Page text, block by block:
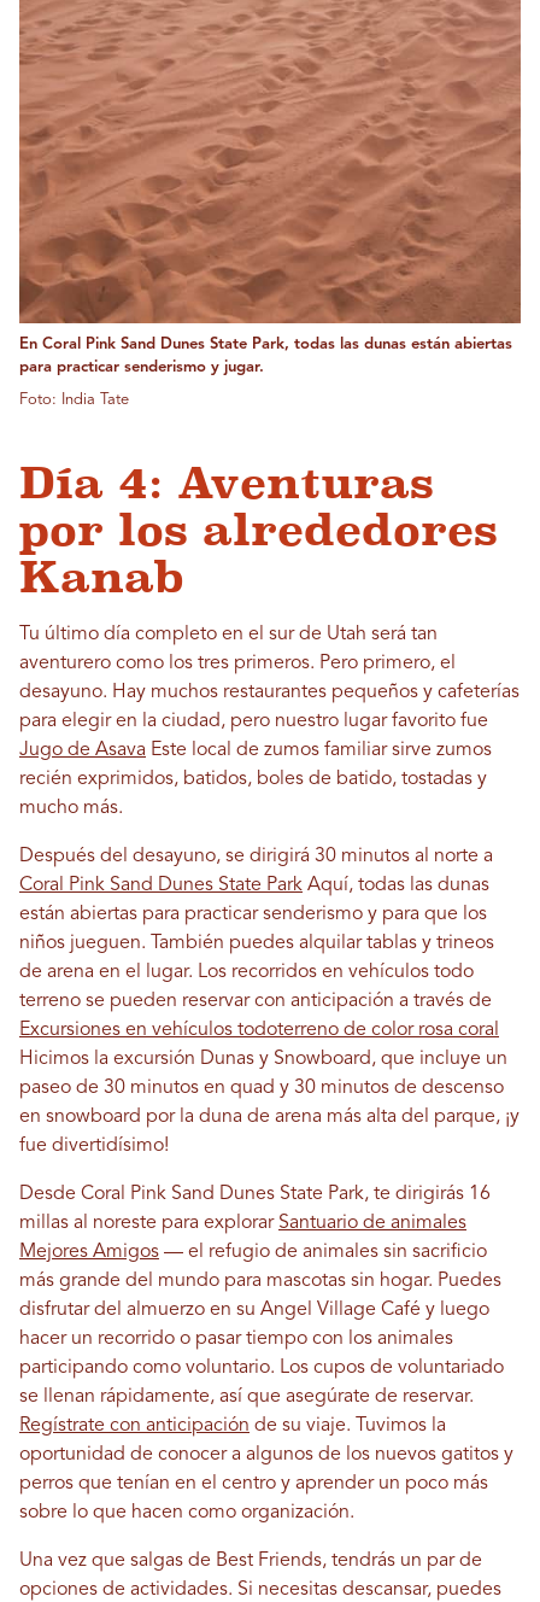
En Coral Pink Sand Dunes State Park, todas las dunas están abiertas
para practicar senderismo y jugar.
Foto: India Tate
Día 4: Aventuras
por los alrededores
Kanab
Tu último día completo en el sur de Utah será tan
aventurero como los tres primeros. Pero primero, el
desayuno. Hay muchos restaurantes pequeños y cafeterías
para elegir en la ciudad, pero nuestro lugar favorito fue
Jugo de Asava Este local de zumos familiar sirve zumos
recién exprimidos, batidos, boles de batido, tostadas y
mucho más.
Después del desayuno, se dirigirá 30 minutos al norte a
Coral Pink Sand Dunes State Park Aquí, todas las dunas
están abiertas para practicar senderismo y para que los
niños jueguen. También puedes alquilar tablas y trineos
de arena en el lugar. Los recorridos en vehículos todo
terreno se pueden reservar con anticipación a través de
Excursiones en vehículos todoterreno de color rosa coral
Hicimos la excursión Dunas y Snowboard, que incluye un
paseo de 30 minutos en quad y 30 minutos de descenso
en snowboard por la duna de arena más alta del parque, ¡y
fue divertidísimo!
Desde Coral Pink Sand Dunes State Park, te dirigirás 16
millas al noreste para explorar Santuario de animales
Mejores Amigos — el refugio de animales sin sacrificio
más grande del mundo para mascotas sin hogar. Puedes
disfrutar del almuerzo en su Angel Village Café y luego
hacer un recorrido o pasar tiempo con los animales
participando como voluntario. Los cupos de voluntariado
se llenan rápidamente, así que asegúrate de reservar.
Regístrate con anticipación de su viaje. Tuvimos la
oportunidad de conocer a algunos de los nuevos gatitos y
perros que tenían en el centro y aprender un poco más
sobre lo que hacen como organización.
Una vez que salgas de Best Friends, tendrás un par de
opciones de actividades. Si necesitas descansar, puedes